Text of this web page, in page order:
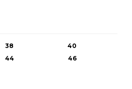
38
40
44
46